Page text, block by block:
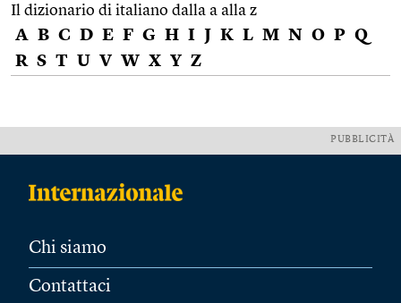
Il dizionario di italiano dalla a alla z
A B C D E F G H I J K L M N O P Q
R S T U V W X Y Z
PUBBLICITÀ
Chi siamo
Contattaci